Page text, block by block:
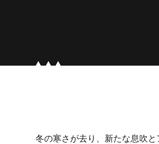
冬の寒さが去り、新たな息吹